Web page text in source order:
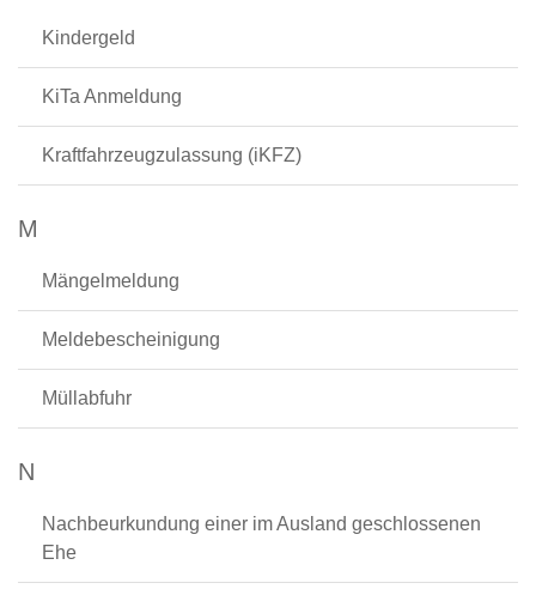
Kindergeld
KiTa Anmeldung
Kraftfahrzeugzulassung (iKFZ)
M
Mängelmeldung
Meldebescheinigung
Müllabfuhr
N
Nachbeurkundung einer im Ausland geschlossenen
Ehe